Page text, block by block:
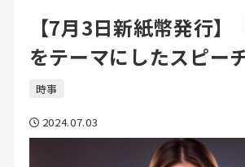
【7月3日新紙幣発行】
をテーマにしたスピー
時事
2024.07.03